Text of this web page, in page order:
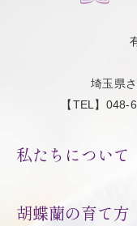
埼玉県
【TEL】
私たちについて
胡蝶蘭の育て方